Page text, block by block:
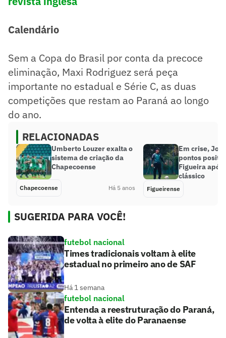
Calendário
Sem a Copa do Brasil por conta da precoce
eliminação, Maxi Rodriguez será peça
importante no estadual e Série C, as duas
competições que restam ao Paraná ao longo
do ano.
RELACIONADAS
Umberto Louzer exalta o
sistema de criação da
Chapecoense
Chapecoense Há 5 anos
Em crise,
pontos
Figueira após
clássico
Figueirense
SUGERIDA PARA VOCÊ!
futebol nacional
Times tradicionais voltam à elite
estadual no primeiro ano de SAF
Há 1 semana
futebol nacional
Entenda a reestruturação do Paraná,
de volta à elite do Paranaense